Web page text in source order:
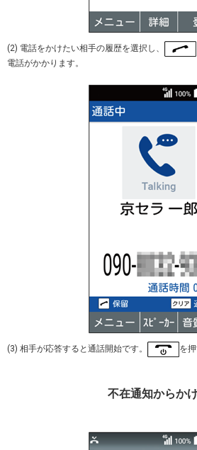
(2) 電話をかけたい相手の履歴を選択し、
電話がかかります。
(3) 相手が応答すると通話開始です。 を
不在通知からか